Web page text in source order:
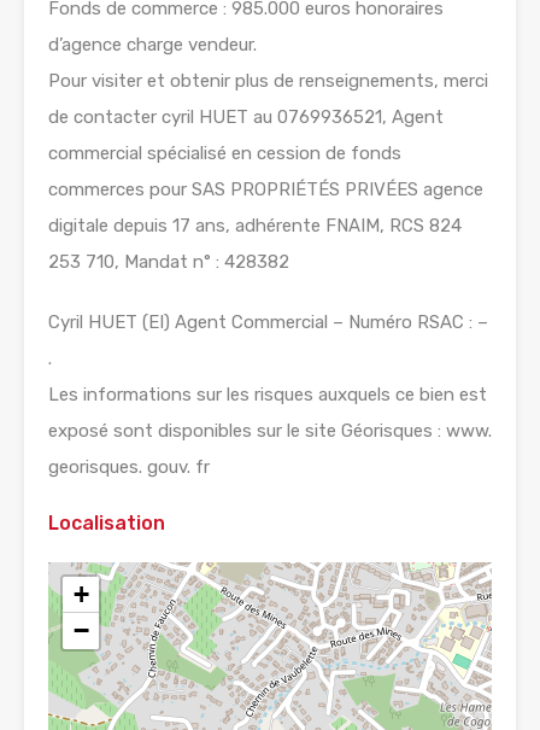
Fonds de commerce : 985.000 euros honoraires
d’agence charge vendeur.
Pour visiter et obtenir plus de renseignements, merci
de contacter cyril HUET au 0769936521, Agent
commercial spécialisé en cession de fonds
commerces pour SAS PROPRIÉTÉS PRIVÉES agence
digitale depuis 17 ans, adhérente FNAIM, RCS 824
253 710, Mandat n° : 428382
Cyril HUET (EI) Agent Commercial – Numéro RSAC : –
.
Les informations sur les risques auxquels ce bien est
exposé sont disponibles sur le site Géorisques : www.
georisques. gouv. fr
Localisation
+
−